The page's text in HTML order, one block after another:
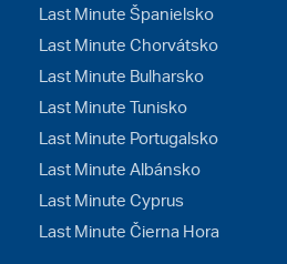
Last Minute Španielsko
Last Minute Chorvátsko
Last Minute Bulharsko
Last Minute Tunisko
Last Minute Portugalsko
Last Minute Albánsko
Last Minute Cyprus
Last Minute Čierna Hora